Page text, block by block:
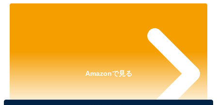
Amazonで見る